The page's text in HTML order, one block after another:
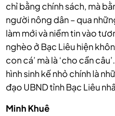
chỉ bằng chính sách, mà
người nông dân – qua
làm mới và niềm tin vào
nghèo ở Bạc Liêu hiện
con cá’ mà là ‘cho cần
hình sinh kế nhỏ chính là
đạo UBND tỉnh Bạc Liêu
Minh Khuê